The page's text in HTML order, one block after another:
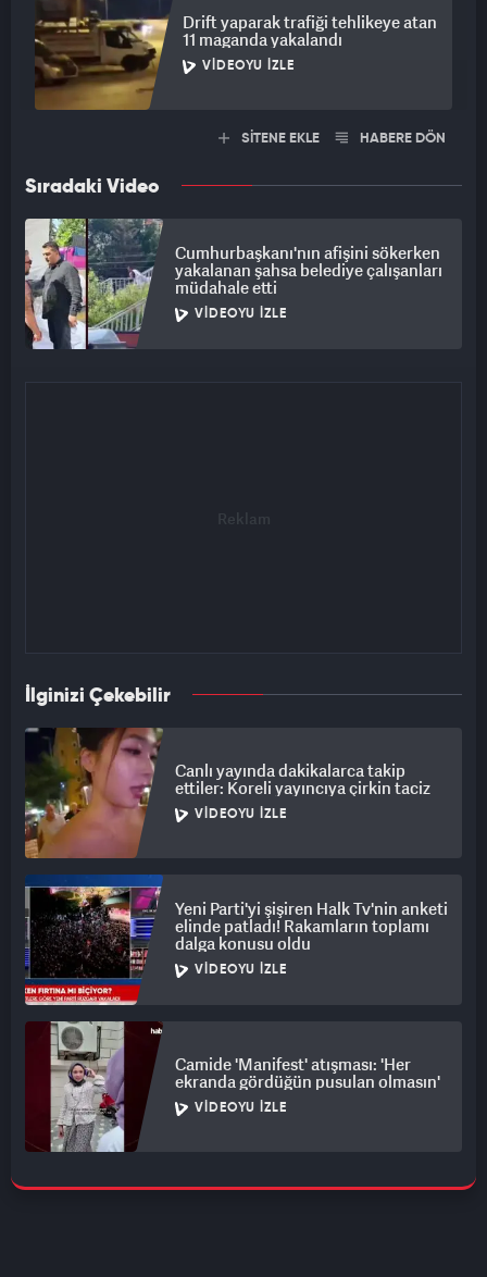
Drift yaparak trafiği tehlikeye atan
11 maganda yakalandı
VIDEOYU İZLE
SİTENE EKLE HABERE DÖN
Sıradaki Video
Cumhurbaşkanı'nın afişini sökerken
yakalanan şahsa belediye çalışanları
müdahale etti
VIDEOYU İZLE
İlginizi Çekebilir
Canlı yayında dakikalarca takip
ettiler: Koreli yayıncıya çirkin taciz
VIDEOYU İZLE
Yeni Parti'yi şişiren Halk Tv'nin anketi
elinde patladı! Rakamların toplamı
dalga konusu oldu
VIDEOYU İZLE
Camide 'Manifest' atışması: 'Her
ekranda gördüğün pusulan olmasın'
VIDEOYU İZLE